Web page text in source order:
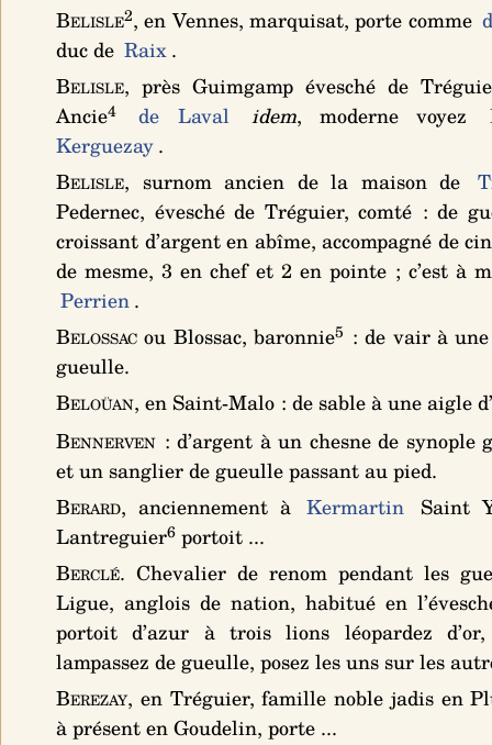
Belisle2, en Vennes, marquisat, porte comme
duc de Raix.
Belisle, près Guimgamp évesché de
Ancie4 de Laval idem, moderne voyez
Kerguezay.
Belisle, surnom ancien de la maison de
Pedernec, évesché de Tréguier, comté : de
croissant d’argent en abîme, accompagné de
de mesme, 3 en chef et 2 en pointe; c’est à
Perrien.
Belossac ou Blossac, baronnie5 :de vair à une
gueulle.
Beloüan, en Saint-Malo : de sable à une aigle
Bennerven :d’argent à un chesne de synople
et un sanglier de gueulle passant au pied.
Berard, anciennement à Kermartin
Saint
Lantreguier6 portoit ...
Berclé. Chevalier de renom pendant les
Ligue, anglois de nation, habitué en
portoitd’azur à trois lions léopardez
lampassez de gueulle, posez les uns sur les
Berezay, en Tréguier, famille noble jadis en
à présent en Goudelin, porte ...